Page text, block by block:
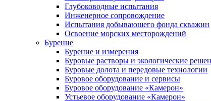
Глубоководные испытания
Инженерное сопровождение
Испытания добывающего фонда скважин
Освоение морских месторождений
Бурение
Бурение и измерения
Буровые растворы и экологические
Буровые долота и передовые технологии
Буровое оборудование и сервисы
Буровое оборудование «Камерон»
Устьевое оборудование «Камерон»